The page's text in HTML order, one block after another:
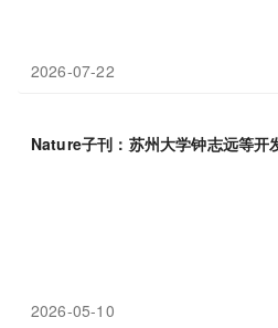
2026-07-22
Nature子刊：苏州大学钟志远等开
2026-05-10